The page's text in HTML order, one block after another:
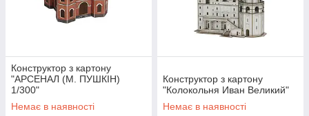
Конструктор з картону
"АРСЕНАЛ (М. ПУШКІН)
1/300"
Немає в наявності
Конструктор з картону
"Колокольня Иван Великий"
Немає в наявності